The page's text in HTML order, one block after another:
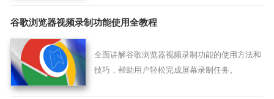
谷歌浏览器视频录制功能使用全教程
全面讲解谷歌浏览器视频录制功能的使用方法和
技巧，帮助用户轻松完成屏幕录制任务。